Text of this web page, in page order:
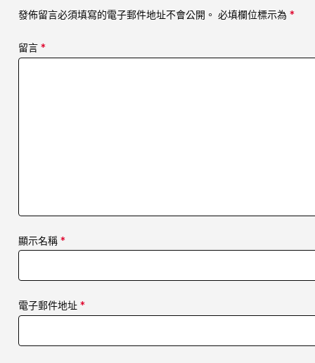
發佈留言必須填寫的電子郵件地址不會公開。 必填欄位標示為 *
留言 *
顯示名稱 *
電子郵件地址 *